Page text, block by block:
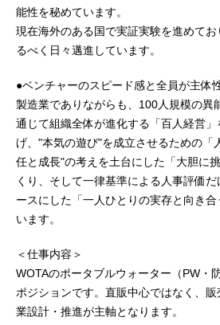
能性を秘めています。
現在海外のある国で実証実験を進めて
るべく日々邁進しています。
●ベンチャーのスピード感と全員が主体
製造業でありながらも、100人規模の異
通じて組織全体が進化する「百人経営
げ、"本気の遊び"を成立させるための「
任と成長"の考えを土台にした「大胆に
くり、そして一律基準による人事評価
ースにした「一人ひとりの実存と向き
います。
＜仕事内容＞
WOTAのポータブルウォーター（PW・
ポジションです。直販中心ではなく、
業設計・推進が主軸となります。